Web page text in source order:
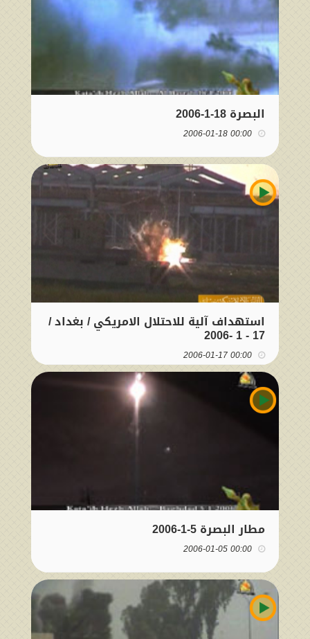
البصرة 18-1-2006
00:00 2006-01-18
استهداف آلية للاحتلال الامريكي / بغداد /
17 - 1 -2006
00:00 2006-01-17
مطار البصرة 5-1-2006
00:00 2006-01-05